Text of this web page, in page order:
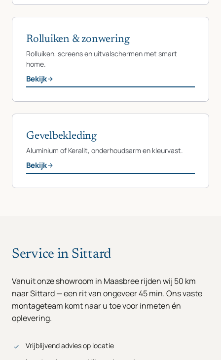
Rolluiken & zonwering
Rolluiken, screens en uitvalschermen met smart
home.
Bekijk
Gevelbekleding
Aluminium of Keralit, onderhoudsarm en kleurvast.
Bekijk
Service in Sittard
Vanuit onze showroom in Maasbree rijden wij 50 km
naar Sittard — een rit van ongeveer 45 min. Ons vaste
montageteam komt naar u toe voor inmeten én
oplevering.
Vrijblijvend advies op locatie